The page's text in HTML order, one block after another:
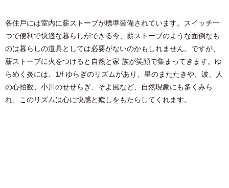
各住⼾には室内に薪ストーブが標準装備されています。スイッチ⼀
つで便利で快適な暮らしができる今、薪ストーブのような⾯倒なも
のは暮らしの道具としては必要がないのかもしれません。ですが、
薪ストーブに⽕をつけると⾃然と家 族が笑顔で集まってきます。ゆ
らめく炎には、1/f ゆらぎのリズムがあり、星のまたたきや、波、⼈
の⼼拍数、⼩川のせせらぎ、そよ⾵など、⾃然現象にも多くみら
れ、このリズムは⼼に快感と癒しをもたらしてくれます。